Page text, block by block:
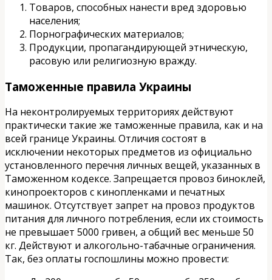
Товаров, способных нанести вред здоровью
населения;
Порнографических материалов;
Продукции, пропагандирующей этническую,
расовую или религиозную вражду.
Таможенные правила Украины
На неконтролируемых территориях действуют
практически такие же таможенные правила, как и на
всей границе Украины. Отличия состоят в
исключении некоторых предметов из официально
установленного перечня личных вещей, указанных в
Таможенном кодексе. Запрещается провоз биноклей,
кинопроекторов с кинопленками и печатных
машинок. Отсутствует запрет на провоз продуктов
питания для личного потребления, если их стоимость
не превышает 5000 гривен, а общий вес меньше 50
кг. Действуют и алкогольно-табачные ограничения.
Так, без оплаты госпошлины можно провести: